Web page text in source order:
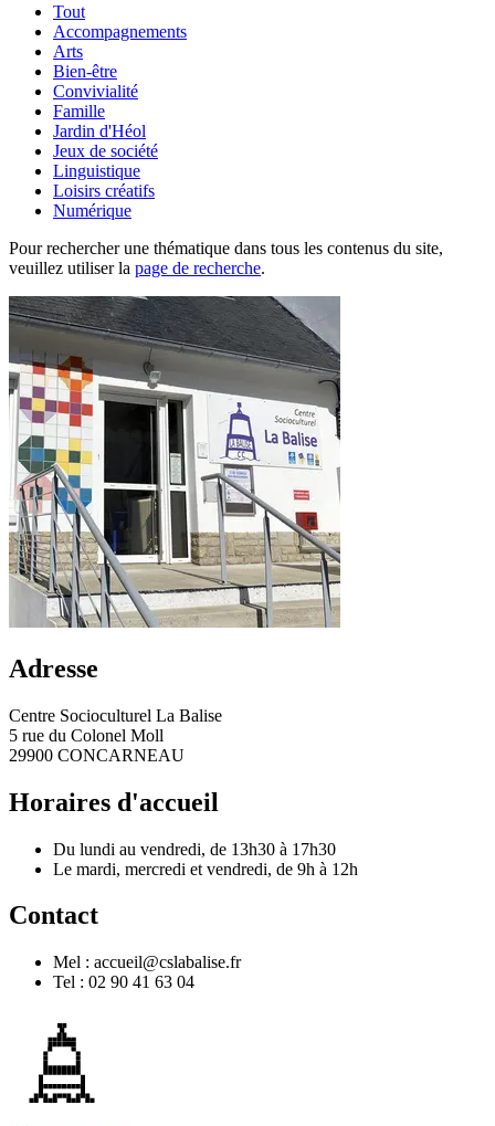
Tout
Accompagnements
Arts
Bien-être
Convivialité
Famille
Jardin d'Héol
Jeux de société
Linguistique
Loisirs créatifs
Numérique
Pour rechercher une thématique dans tous les contenus du site,
veuillez utiliser la page de recherche.
Adresse
Centre Socioculturel La Balise
5 rue du Colonel Moll
29900 CONCARNEAU
Horaires d'accueil
Du lundi au vendredi, de 13h30 à 17h30
Le mardi, mercredi et vendredi, de 9h à 12h
Contact
Mel : accueil@cslabalise.fr
Tel : 02 90 41 63 04